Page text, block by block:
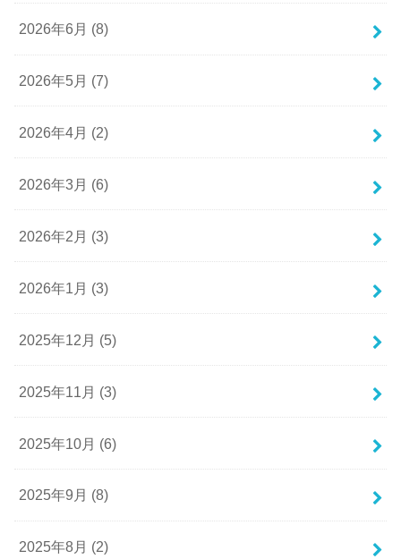
2026年6月 (8)
2026年5月 (7)
2026年4月 (2)
2026年3月 (6)
2026年2月 (3)
2026年1月 (3)
2025年12月 (5)
2025年11月 (3)
2025年10月 (6)
2025年9月 (8)
2025年8月 (2)